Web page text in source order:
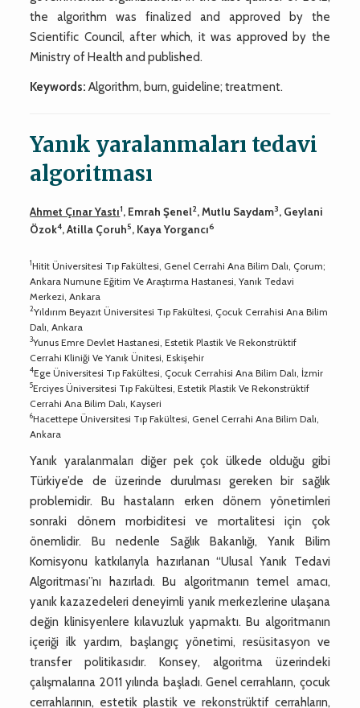
the algorithm was finalized and approved by the
Scientific Council, after which, it was approved by the
Ministry of Health and published.
Keywords: Algorithm, burn, guideline; treatment.
Yanık yaralanmaları tedavi
algoritması
Ahmet Çınar Yastı1, Emrah Şenel2, Mutlu Saydam3, Geylani
Özok4, Atilla Çoruh5, Kaya Yorgancı6
1Hitit Üniversitesi Tıp Fakültesi, Genel Cerrahi Ana Bilim Dalı, Çorum;
Ankara Numune Eğitim Ve Araştırma Hastanesi, Yanık Tedavi
Merkezi, Ankara
2Yıldırım Beyazıt Üniversitesi Tıp Fakültesi, Çocuk Cerrahisi Ana Bilim
Dalı, Ankara
3Yunus Emre Devlet Hastanesi, Estetik Plastik Ve Rekonstrüktif
Cerrahi Kliniği Ve Yanık Ünitesi, Eskişehir
4Ege Üniversitesi Tıp Fakültesi, Çocuk Cerrahisi Ana Bilim Dalı, İzmir
5Erciyes Üniversitesi Tıp Fakültesi, Estetik Plastik Ve Rekonstrüktif
Cerrahi Ana Bilim Dalı, Kayseri
6Hacettepe Üniversitesi Tıp Fakültesi, Genel Cerrahi Ana Bilim Dalı,
Ankara
Yanık yaralanmaları diğer pek çok ülkede olduğu gibi
Türkiye’de de üzerinde durulması gereken bir sağlık
problemidir. Bu hastaların erken dönem yönetimleri
sonraki dönem morbiditesi ve mortalitesi için çok
önemlidir. Bu nedenle Sağlık Bakanlığı, Yanık Bilim
Komisyonu katkılarıyla hazırlanan “Ulusal Yanık Tedavi
Algoritması”nı hazırladı. Bu algoritmanın temel amacı,
yanık kazazedeleri deneyimli yanık merkezlerine ulaşana
değin klinisyenlere kılavuzluk yapmaktı. Bu algoritmanın
içeriği ilk yardım, başlangıç yönetimi, resüsitasyon ve
transfer politikasıdır. Konsey, algoritma üzerindeki
çalışmalarına 2011 yılında başladı. Genel cerrahların, çocuk
cerrahlarının, estetik plastik ve rekonstrüktif cerrahların,